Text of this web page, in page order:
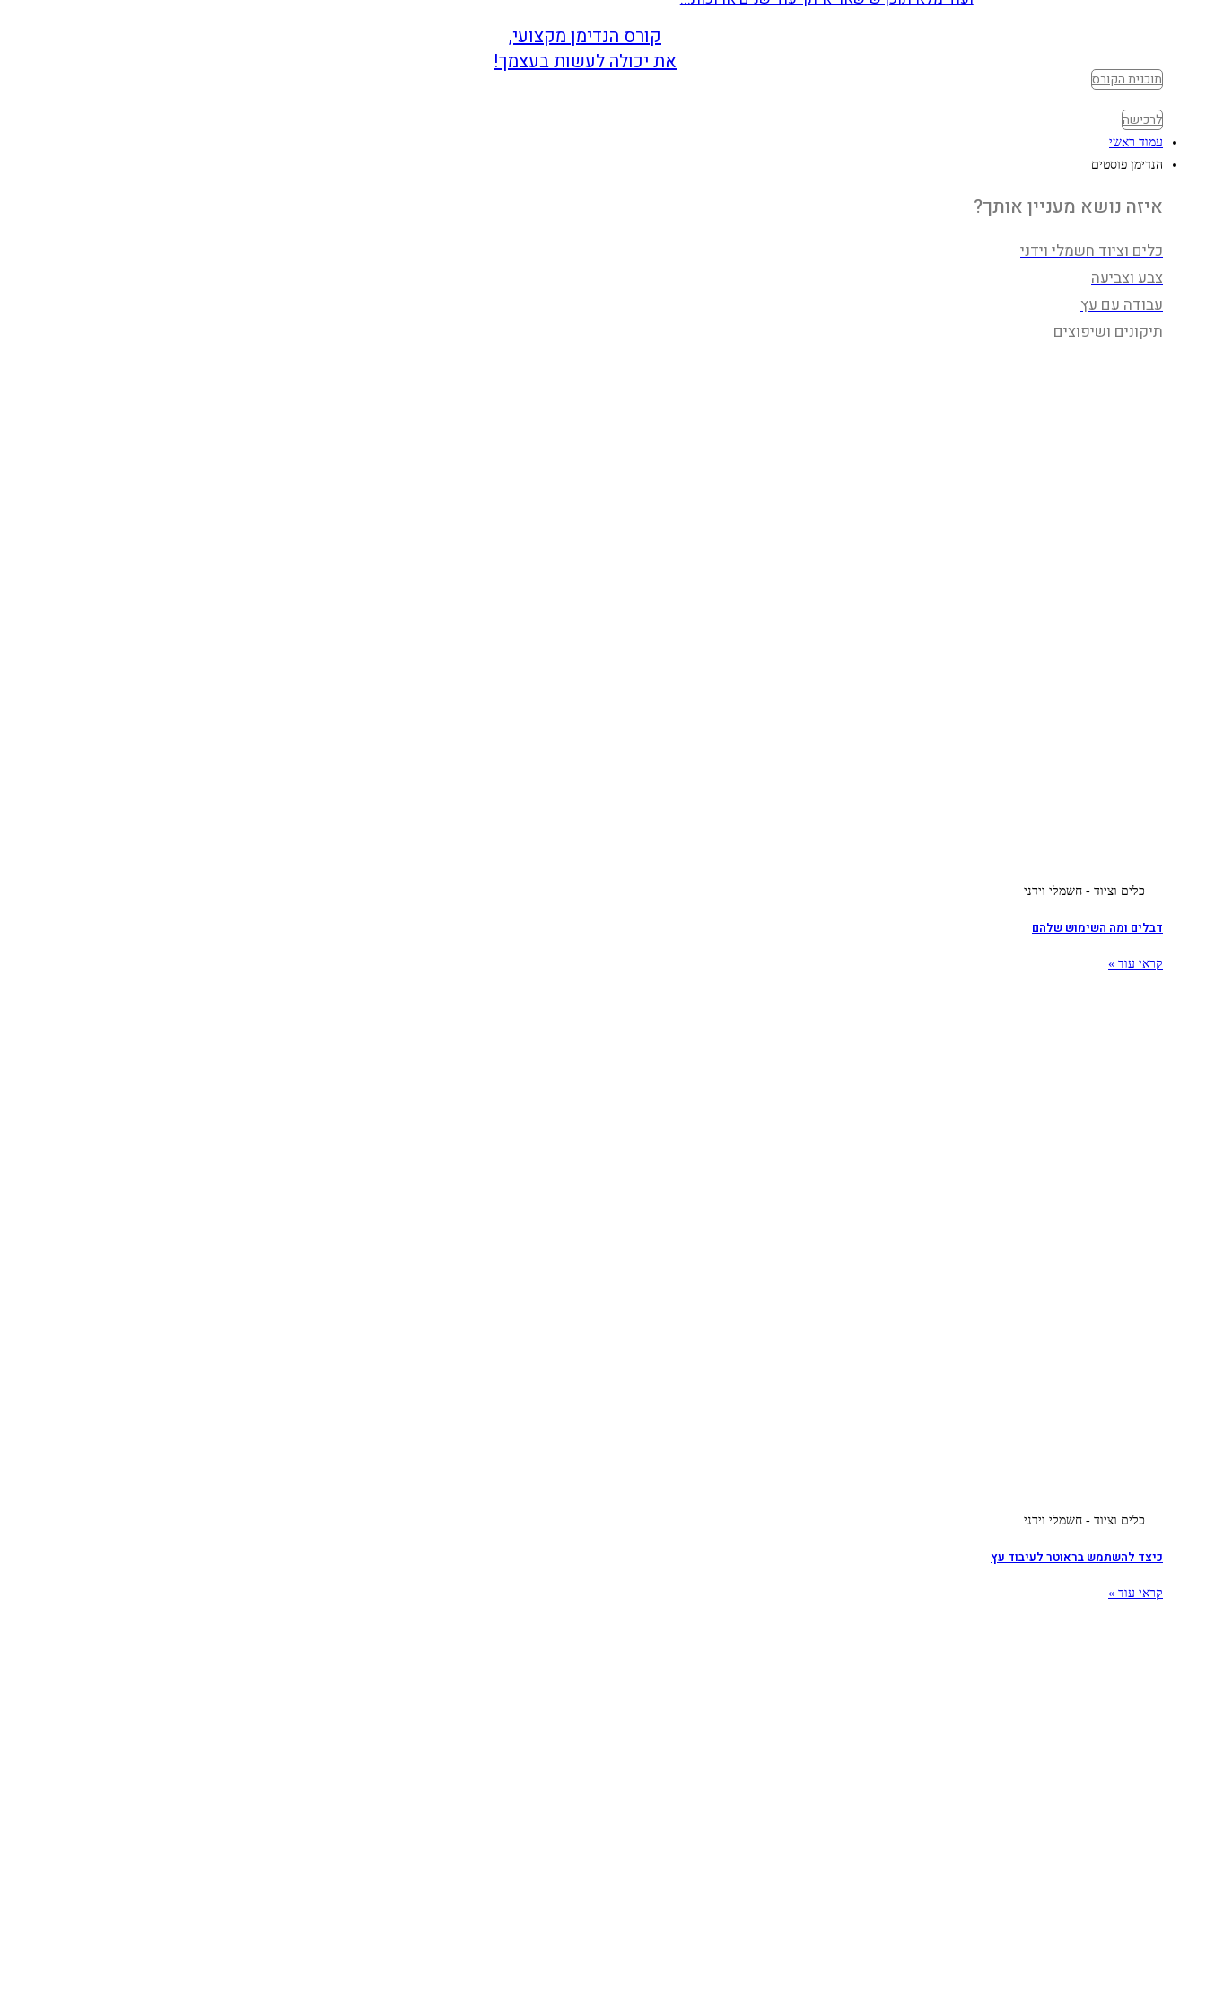
קורס הנדימן מקצועי,
את יכולה לעשות בעצמך!
תוכנית הקורס
לרכישה
עמוד ראשי
הנדימן פוסטים
איזה נושא מעניין אותך?
כלים וציוד חשמלי וידני
צבע וצביעה
עבודה עם עץ
תיקונים ושיפוצים
כלים וציוד - חשמלי וידני
דבלים ומה השימוש שלהם
קראי עוד »
כלים וציוד - חשמלי וידני
כיצד להשתמש בראוטר לעיבוד עץ
קראי עוד »